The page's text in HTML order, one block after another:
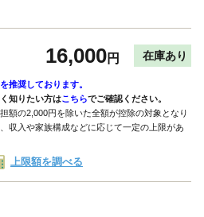
16,000円 在庫あり
を推奨しております。
知りたい方はこちらでご確認ください。
額の2,000円を除いた全額が控除の対象となり
収入や家族構成などに応じて一定の上限があ
上限額を調べる